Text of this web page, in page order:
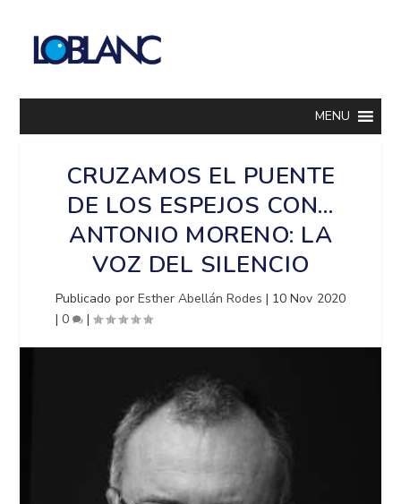
MENU
CRUZAMOS EL PUENTE
DE LOS ESPEJOS CON…
ANTONIO MORENO: LA
VOZ DEL SILENCIO
Publicado por Esther Abellán Rodes | 10 Nov 2020
|0 |